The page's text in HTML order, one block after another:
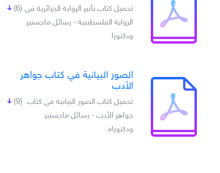
(6) تحميل كتاب تأثير الرواية الجزائرية في
الرواية الفلسطينية - رسائل ماجستير
ودكتورا
الصور البيانية في كتاب جواهر
الأدب
(9) تحميل كتاب الصور البيانية في كتاب
جواهر الأدب - رسائل ماجستير
ودكتوراه